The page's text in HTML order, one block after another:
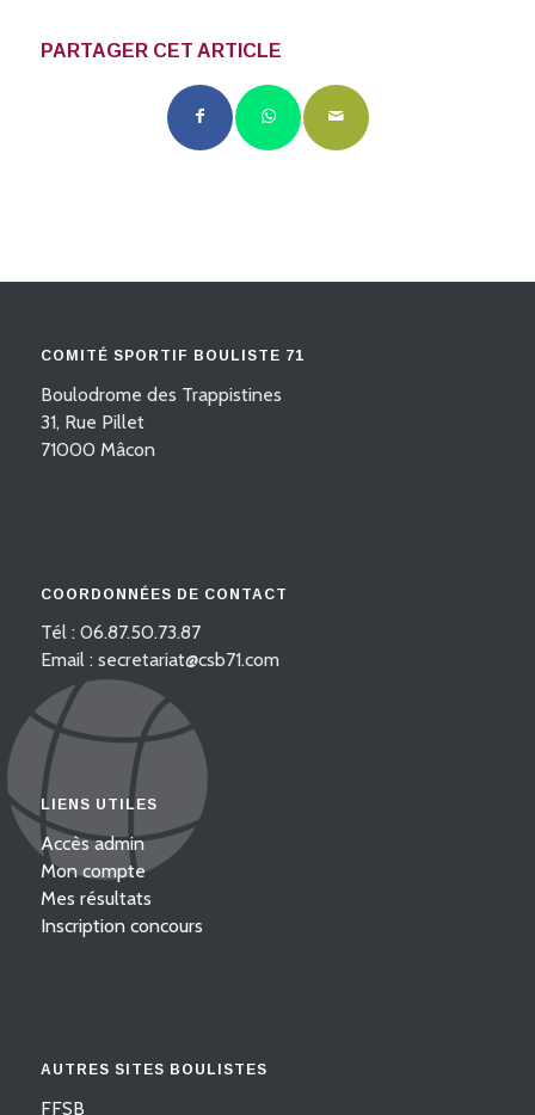
PARTAGER CET ARTICLE
COMITÉ SPORTIF BOULISTE 71
Boulodrome des Trappistines
31, Rue Pillet
71000 Mâcon
COORDONNÉES DE CONTACT
Tél : 06.87.50.73.87
Email : secretariat@csb71.com
LIENS UTILES
Accès admin
Mon compte
Mes résultats
Inscription concours
AUTRES SITES BOULISTES
FFSB